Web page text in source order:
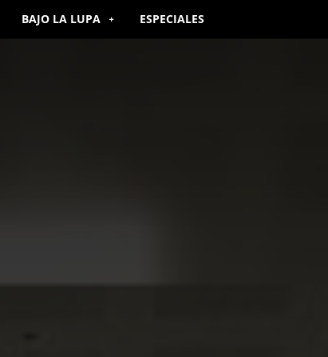
BAJO LA LUPA ESPECIALES